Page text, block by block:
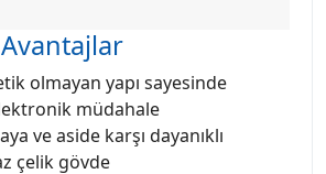
olmayan yapı sayesinde
müdahale
ve aside karşı dayanıklı
çelik gövde